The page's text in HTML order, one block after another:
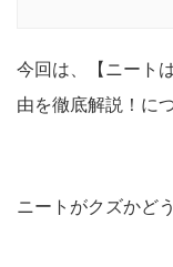
今回は、【ニート
由を徹底解説！に
ニートがクズかど